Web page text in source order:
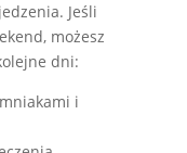
Jeśli
możesz
dni:
i